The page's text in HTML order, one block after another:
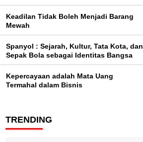
Keadilan Tidak Boleh Menjadi Barang
Mewah
Spanyol : Sejarah, Kultur, Tata Kota, dan
Sepak Bola sebagai Identitas Bangsa
Kepercayaan adalah Mata Uang
Termahal dalam Bisnis
TRENDING